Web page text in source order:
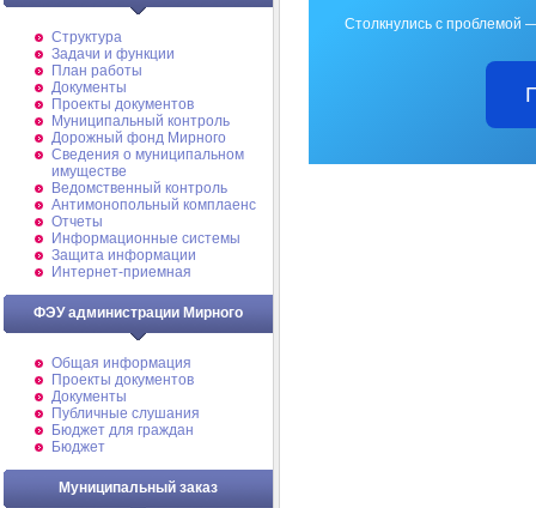
Структура
Задачи и функции
План работы
Документы
Проекты документов
Муниципальный контроль
Дорожный фонд Мирного
Cведения о муниципальном
имуществе
Ведомственный контроль
Антимонопольный комплаенс
Отчеты
Информационные системы
Защита информации
Интернет-приемная
ФЭУ администрации Мирного
Общая информация
Проекты документов
Документы
Публичные слушания
Бюджет для граждан
Бюджет
Муниципальный заказ
Столкнулись с проблемой